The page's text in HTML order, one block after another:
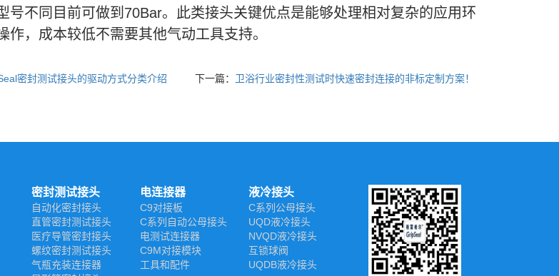
号不同目前可做到70Bar。此类接头关键优点是能够处理相对复杂的应用环
作，成本较低不需要其他气动工具支持。
密封测试接头的驱动方式分类介绍 下一篇： 卫浴行业密封性测试时快速密封连接的非标定制方案！
密封测试接头
自动化密封接头
直管密封测试接头
医疗导管密封接头
螺纹密封测试接头
气瓶充装连接器
电连接器
C9对接板
C系列自动公母接头
电测试连接器
C9M对接模块
工具和配件
液冷接头
C系列公母接头
UQD液冷接头
NVQD液冷接头
互锁球阀
UQDB液冷接头